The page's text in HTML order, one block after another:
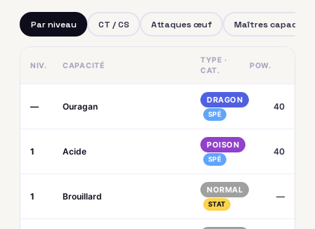
Par niveau CT / CS Attaques œuf Maîtres capacités
NIV. CAPACITÉ
TYPE ·
CAT.
POW.
— Ouragan
DRAGON
SPÉ
40
1 Acide
POISON
SPÉ
40
1 Brouillard
NORMAL
STAT
—